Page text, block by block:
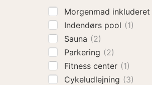
Morgenmad inkluderet
Indendørs pool (1)
Sauna (2)
Parkering (2)
Fitness center (1)
Cykeludlejning (3)